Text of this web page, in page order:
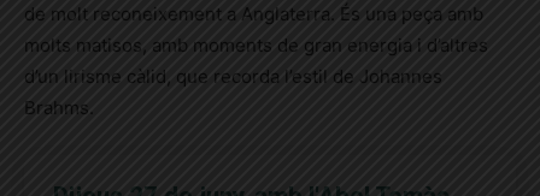
de molt reconeixement a Anglaterra. És una peça amb
molts matisos, amb moments de gran energia i d’altres
d’un lirisme càlid, que recorda l’estil de Johannes
Brahms.